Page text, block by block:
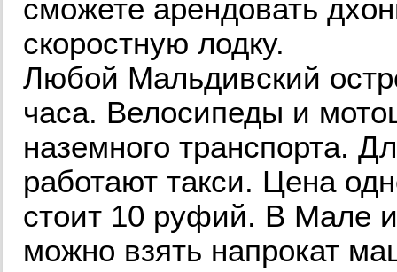
сможете арендовать
скоростную лодку.
Любой Мальдивский
часа. Велосипеды и
наземного транспорта.
работают такси. Цена
стоит 10 руфий. В Мале
можно взять напрокат